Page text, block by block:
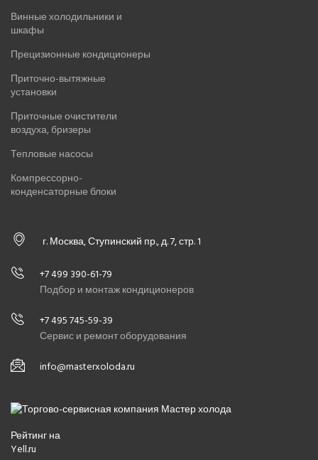
Винные холодильники и
шкафы
Прецизионные кондиционеры
Приточно-вытяжные
установки
Приточные очистители
воздуха, бризеры
Тепловые насосы
Компрессорно-
конденсаторные блоки
г. Москва, Ступинский пр., д. 7, стр. 1
+7 499 390-61-79
Подбор и монтаж кондиционеров
+7 495 745-59-39
Сервис и ремонт оборудования
info@masterxoloda.ru
Рейтинг на
Yell.ru